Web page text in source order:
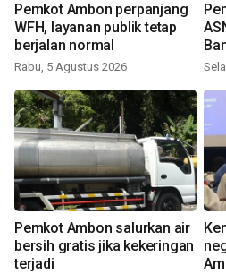
Pemkot Ambon perpanjang
WFH, layanan publik tetap
berjalan normal
Rabu, 5 Agustus 2026
Pemkot Ambon salurkan air
bersih gratis jika kekeringan
terjadi